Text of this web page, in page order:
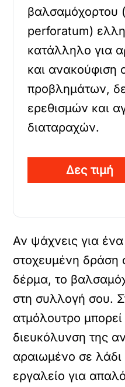
βαλσαμόχορτου
perforatum)
κατάλληλο για
και ανακούφιση
προβλημάτων,
ερεθισμών και
διαταραχών.
Δες τιμή
Αν ψάχνεις για ένα
στοχευμένη δράση
δέρμα, το
στη συλλογή σου.
ατμόλουτρο
διευκόλυνση της
αραιωμένο σε λάδι
εργαλείο για